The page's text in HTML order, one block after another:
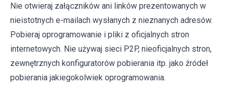
Nie otwieraj załączników ani linków prezentowanych w
nieistotnych e-mailach wysłanych z nieznanych adresów.
Pobieraj oprogramowanie i pliki z oficjalnych stron
internetowych. Nie używaj sieci P2P, nieoficjalnych stron,
zewnętrznych konfiguratorów pobierania itp. jako źródeł
pobierania jakiegokolwiek oprogramowania.